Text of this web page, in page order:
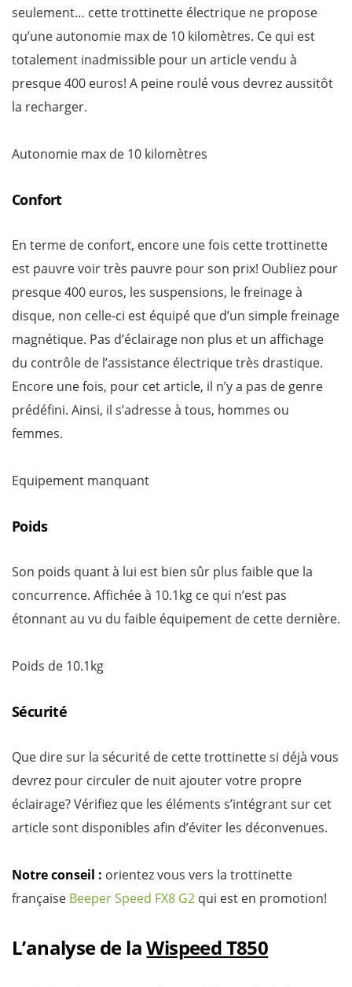
seulement… cette trottinette électrique ne propose
qu’une autonomie max de 10 kilomètres. Ce qui est
totalement inadmissible pour un article vendu à
presque 400 euros! A peine roulé vous devrez aussitôt
la recharger.
Autonomie max de 10 kilomètres
Confort
En terme de confort, encore une fois cette trottinette
est pauvre voir très pauvre pour son prix! Oubliez pour
presque 400 euros, les suspensions, le freinage à
disque, non celle-ci est équipé que d’un simple freinage
magnétique. Pas d’éclairage non plus et un affichage
du contrôle de l’assistance électrique très drastique.
Encore une fois, pour cet article, il n’y a pas de genre
prédéfini. Ainsi, il s’adresse à tous, hommes ou
femmes.
Equipement manquant
Poids
Son poids quant à lui est bien sûr plus faible que la
concurrence. Affichée à 10.1kg ce qui n’est pas
étonnant au vu du faible équipement de cette dernière.
Poids de 10.1kg
Sécurité
Que dire sur la sécurité de cette trottinette si déjà vous
devrez pour circuler de nuit ajouter votre propre
éclairage? Vérifiez que les éléments s’intégrant sur cet
article sont disponibles afin d’éviter les déconvenues.
Notre conseil : orientez vous vers la trottinette
française Beeper Speed FX8 G2 qui est en promotion!
L’analyse de laWispeed T850